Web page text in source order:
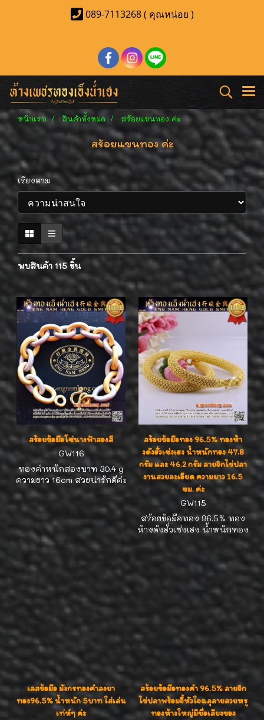
089-7113268 ( คุณหน่อย )
หน้าแรก สินค้าทั้งหมด สร้อยแขนทอง ค่ะ
สร้อยแขนทอง ค่ะ
เรียงตาม
พบสินค้า 115 ชิ้น
สร้อยข้อมือโซ่นางฟ้าสองสี
GW116
ทองคำหนักสองบาท 30.4 g
ความยาว 16cm สวยน่ารักดีค่ะ
สร้อยข้อมือทอง 96.5% ทองห้า
งดังฮั่วเซ่งเฮง น้ำหนักทอง 47.8
กรัม และ 46.2 กรัม ลายจิกไข่ปลา
งานสวยละเอียด ความยาว 16.5
ซม. ค่ะ
GW115
สร้อยข้อมือทอง 96.5% ทอง
ห้างดังฮั่วเซ่งเฮง น้ำหนักทอง
47.8 กรัม และ 46.2 กรัม (สาม
จิกไข่ปลางานสวยละเอียด
ความยาว 16.5 ซม. ทั้งสองเส้น
ที่ ห้างทองเอ็งน่ำเฮง
สำนักงานใหญ่ ค้าส่งค่ะ
เลสข้อมือ มังกรทองคำลงยา
ทอง96.5% น้ำหนัก 5บาท ใส่เล่น
เท่ห์ๆ ค่ะ
สร้อยข้อมือทองคำ 96.5% ลายจิก
ไข่ปลาพร้อมจี้หัวใจฉลุลายสวยหรู
ทองห้างใหญ่มีชื่อเสียงของ